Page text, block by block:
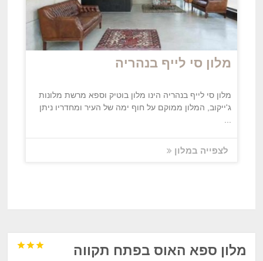
מלון סי לייף בנהריה
מלון סי לייף בנהריה הינו מלון בוטיק וספא מרשת מלונות
ג'ייקוב, המלון ממוקם על חוף ימה של העיר ומחדריו ניתן
לצפייה במלון
מלון ספא האוס בפתח תקווה 

